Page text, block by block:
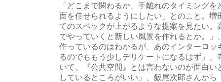
「どこまで関わるか、手離れのタイミング
面を任せられるようにしたい」とのこと。
てのスペックが上がるような提案を見たい
でやっていくと新しい風景を作れるとか。
作っているのはわかるが、あのインターロ
るのでももう少しデリケートになるはず」
いて、『公共空間』とは言わないのが面白
しているところがいい」、飯尾次郎さんか